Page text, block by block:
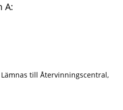
A:
till Återvinningscentral,